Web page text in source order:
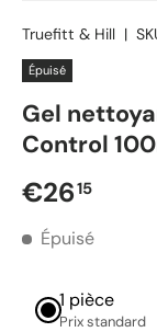
Truefitt & Hill |
Épuisé
Gel
Control
Prix
€2615
Épuisé
1 pièce
Prix ​​standard